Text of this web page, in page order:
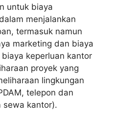
untuk biaya
menjalankan
termasuk namun
marketing dan biaya
keperluan kantor
proyek yang
lingkungan
telepon dan
sewa kantor).